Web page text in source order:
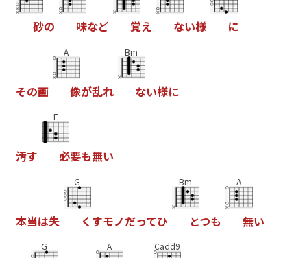
砂の 味など 覚え ない様 に
その画
A
像が乱れ
Bm
ない様に
汚す
F
必要も無い
本当は失
G
く すモノだってひ
Bm
とつも
A
無い
G A Cadd9